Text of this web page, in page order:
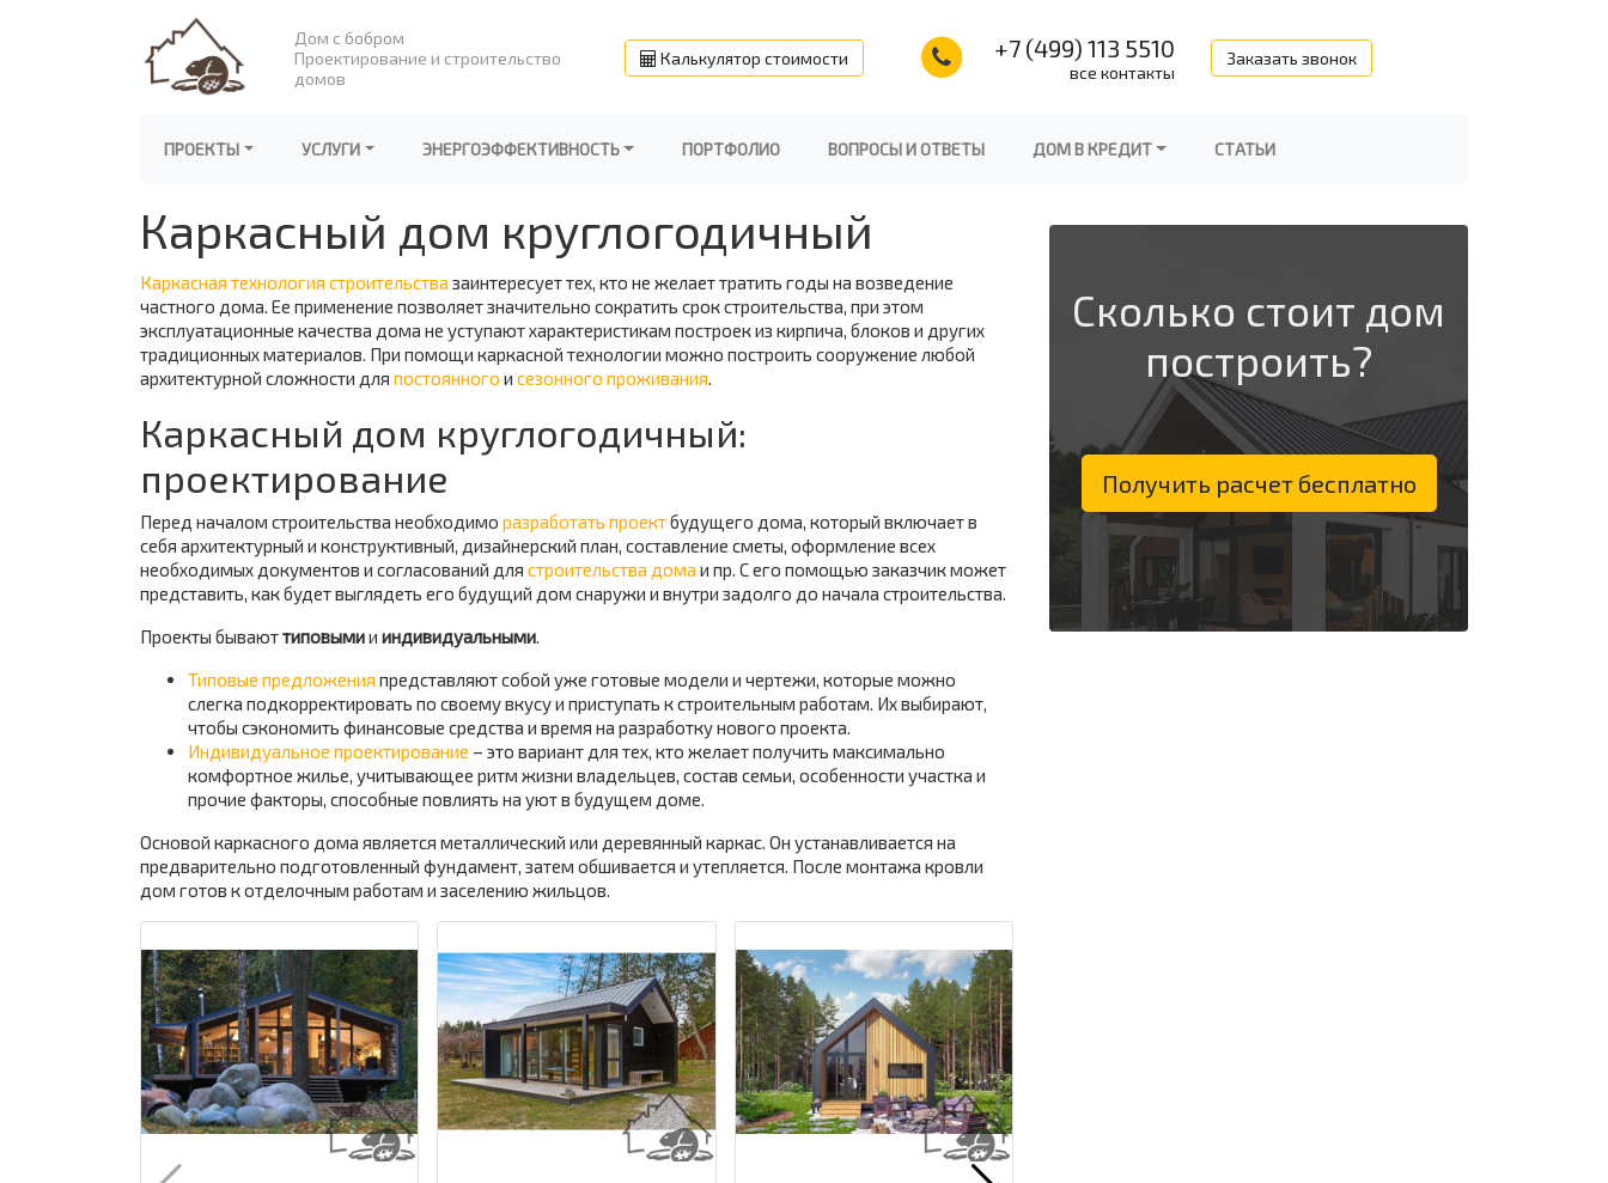
Дом с бобром
Проектирование и строительство
домов
Калькулятор стоимости +7 (499) 113 5510
все контакты
Заказать звонок
ПРОЕКТЫ УСЛУГИ ЭНЕРГОЭФФЕКТИВНОСТЬ ПОРТФОЛИО ВОПРОСЫ И ОТВЕТЫ ДОМ В КРЕДИТ СТАТЬИ
Каркасный дом круглогодичный
Каркасная технология строительства заинтересует тех, кто не желает тратить годы на возведение
частного дома. Ее применение позволяет значительно сократить срок строительства, при этом
эксплуатационные качества дома не уступают характеристикам построек из кирпича, блоков и других
традиционных материалов. При помощи каркасной технологии можно построить сооружение любой
архитектурной сложности для постоянного и сезонного проживания.
Каркасный дом круглогодичный:
проектирование
Перед началом строительства необходимо разработать проектбудущего дома, который включает в
себя архитектурный и конструктивный, дизайнерский план, составление сметы, оформление всех
необходимых документов и согласований для строительства дома и пр. С его помощью заказчик может
представить, как будет выглядеть его будущий дом снаружи и внутри задолго до начала строительства.
Проекты бываюттиповымии индивидуальными.
Типовые предложения представляют собой уже готовые модели и чертежи, которые можно
слегка подкорректировать по своему вкусу и приступать к строительным работам. Их выбирают,
чтобы сэкономить финансовые средства и время на разработку нового проекта.
Индивидуальное проектирование – это вариант для тех, кто желает получить максимально
комфортное жилье, учитывающее ритм жизни владельцев, состав семьи, особенности участка и
прочие факторы, способные повлиять на уют в будущем доме.
Основой каркасного дома является металлический или деревянный каркас. Он устанавливается на
предварительно подготовленный фундамент, затем обшивается и утепляется. После монтажа кровли
дом готов к отделочным работам и заселению жильцов.
Сколько стоит дом
построить?
Получить расчет бесплатно